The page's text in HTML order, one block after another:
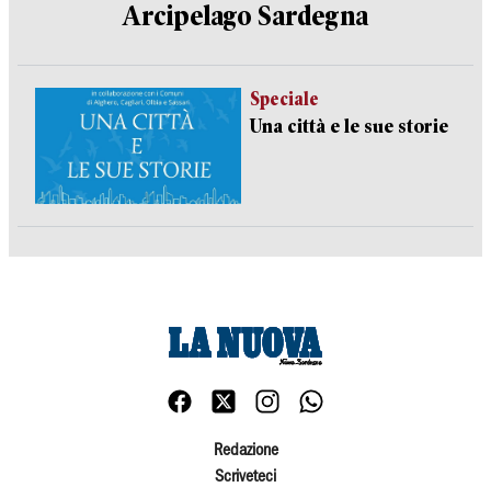
Arcipelago Sardegna
Speciale
Una città e le sue storie
Redazione
Scriveteci